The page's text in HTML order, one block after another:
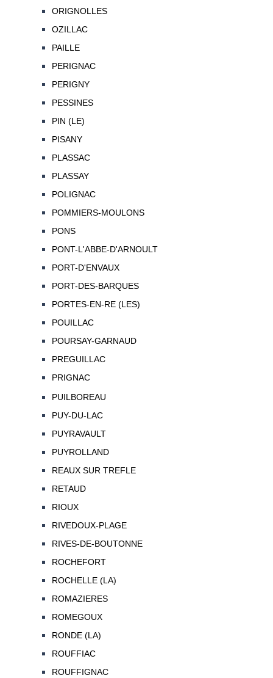
ORIGNOLLES
OZILLAC
PAILLE
PERIGNAC
PERIGNY
PESSINES
PIN (LE)
PISANY
PLASSAC
PLASSAY
POLIGNAC
POMMIERS-MOULONS
PONS
PONT-L'ABBE-D'ARNOULT
PORT-D'ENVAUX
PORT-DES-BARQUES
PORTES-EN-RE (LES)
POUILLAC
POURSAY-GARNAUD
PREGUILLAC
PRIGNAC
PUILBOREAU
PUY-DU-LAC
PUYRAVAULT
PUYROLLAND
REAUX SUR TREFLE
RETAUD
RIOUX
RIVEDOUX-PLAGE
RIVES-DE-BOUTONNE
ROCHEFORT
ROCHELLE (LA)
ROMAZIERES
ROMEGOUX
RONDE (LA)
ROUFFIAC
ROUFFIGNAC